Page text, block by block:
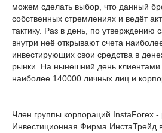
можем сделать выбор, что данный
собственных стремлениях и ведёт
тактику. Раз в день, по утверждению
внутри неё открывают счета
инвестирующих свои средства в
рынки. На нынешний день
наиболее 140000 личных лиц и
Член группы корпораций InstaForex -
Инвестиционная Фирма ИнстаТрейд